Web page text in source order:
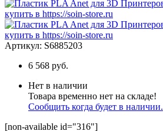
Артикул: S6885203
6 568 руб.
Нет в наличии
Товара временно нет на складе!
Сообщить когда будет в наличии.
[non-available id="316"]